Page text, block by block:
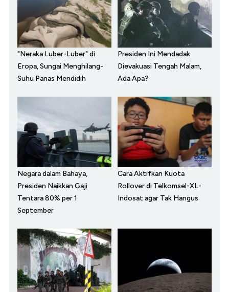
"Neraka Luber-Luber" di
Eropa, Sungai Menghilang-
Suhu Panas Mendidih
Presiden Ini Mendadak
Dievakuasi Tengah Malam,
Ada Apa?
Negara dalam Bahaya,
Presiden Naikkan Gaji
Tentara 80% per 1
September
Cara Aktifkan Kuota
Rollover di Telkomsel-XL-
Indosat agar Tak Hangus